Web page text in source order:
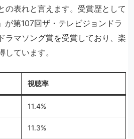
の表れと言えます。受賞歴として
が第107回ザ・テレビジョンドラ
ラマソング賞を受賞しており、楽
ています。
視聴率
11.4%
11.3%